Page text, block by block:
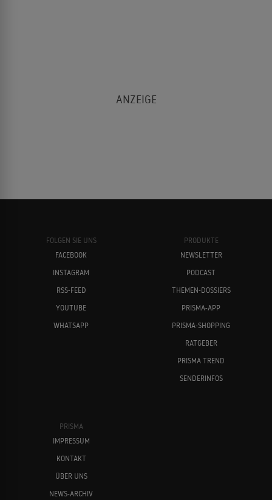
FOLGEN SIE UNS
FACEBOOK
INSTAGRAM
RSS-FEED
YOUTUBE
WHATSAPP
PRODUKTE
NEWSLETTER
PODCAST
THEMEN-DOSSIERS
PRISMA-APP
PRISMA-SHOPPING
RATGEBER
PRISMA TREND
SENDERINFOS
PRISMA
IMPRESSUM
KONTAKT
ÜBER UNS
NEWS-ARCHIV